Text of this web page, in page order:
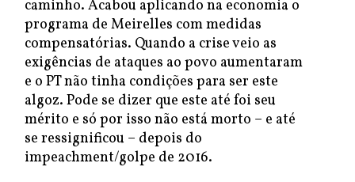
caminho. Acabou aplicando na economia o
programa de Meirelles com medidas
compensatórias. Quando a crise veio as
exigências de ataques ao povo aumentaram
e o PT não tinha condições para ser este
algoz. Pode se dizer que este até foi seu
mérito e só por isso não está morto – e até
se ressignificou – depois do
impeachment/golpe de 2016.